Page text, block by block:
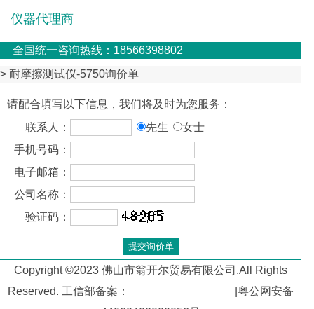
仪器代理商
全国统一咨询热线：18566398802
> 耐摩擦测试仪-5750询价单
请配合填写以下信息，我们将及时为您服务：
联系人：
先生
女士
手机号码：
电子邮箱：
公司名称：
验证码：
Copyright ©2023 佛山市翁开尔贸易有限公司.All Rights
Reserved. 工信部备案：
|粤公网安备